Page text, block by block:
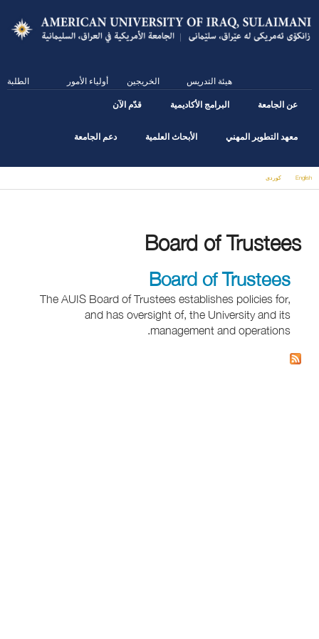
main
content
الطلبة أولياء الأمور الخريجين هيئة التدريس
عن الجامعة البرامج الأكاديمية قدّم الآن
معهد التطوير المهني الأبحاث العلمية دعم الجامعة
English كوردى
Board of Trustees
Board of Trustees
The AUIS Board of Trustees establishes policies for,
and has oversight of, the University and its
management and operations.